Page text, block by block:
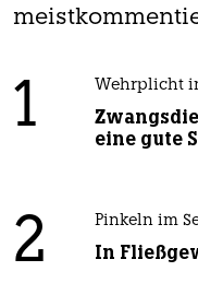
1 Wehrplicht
eine gute
2 Pinkeln im
In